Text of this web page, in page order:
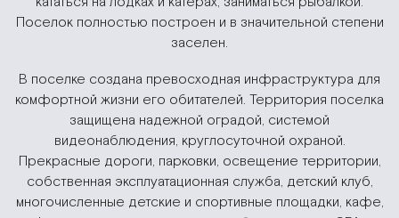
Поселок полностью построен и в значительной степени
заселен.
В поселке создана превосходная инфраструктура для
комфортной жизни его обитателей. Территория поселка
защищена надежной оградой, системой
видеонаблюдения, круглосуточной охраной.
Прекрасные дороги, парковки, освещение территории,
собственная эксплуатационная служба, детский клуб,
многочисленные детские и спортивные площадки, кафе,